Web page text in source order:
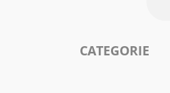
CATEGORIE